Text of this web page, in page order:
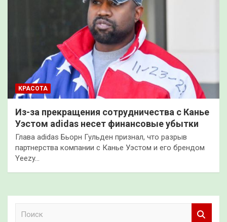
КРАСОТА
Из-за прекращения сотрудничества с Канье
Уэстом adidas несет финансовые убытки
Глава adidas Бьорн Гульден признал, что разрыв
партнерства компании с Канье Уэстом и его брендом
Yeezy…